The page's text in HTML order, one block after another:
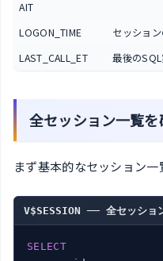
AIT
LOGON_TIME
セッショ
LAST_CALL_ET
最後のSQL
全セッション一覧を
まず基本的なセッション一
V$SESSION ── 全セッショ
SELECT